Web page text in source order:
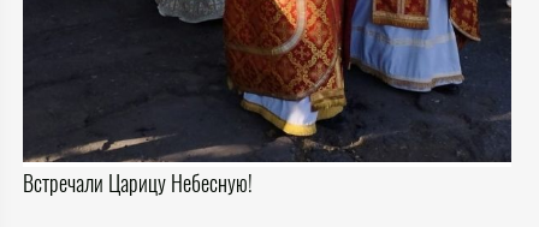
Встречали Царицу Небесную!